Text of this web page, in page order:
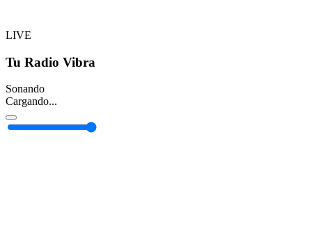
LIVE
Tu Radio Vibra
Sonando
Cargando...